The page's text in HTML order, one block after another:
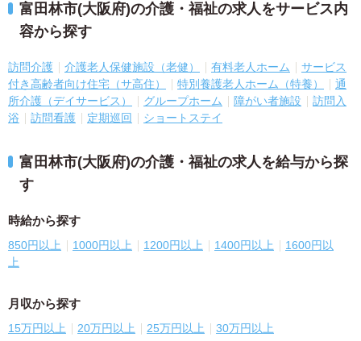
富田林市(大阪府)の介護・福祉の求人をサービス内
容から探す
訪問介護 介護老人保健施設（老健） 有料老人ホーム
サービス
付き高齢者向け住宅（サ高住）
特別養護老人ホーム（特養）
通
所介護（デイサービス）
グループホーム 障がい者施設
訪問入
浴
訪問看護 定期巡回 ショートステイ
富田林市(大阪府)の介護・福祉の求人を給与から探
す
時給から探す
850円以上 1000円以上 1200円以上 1400円以上
1600円以
上
月収から探す
15万円以上 20万円以上 25万円以上 30万円以上